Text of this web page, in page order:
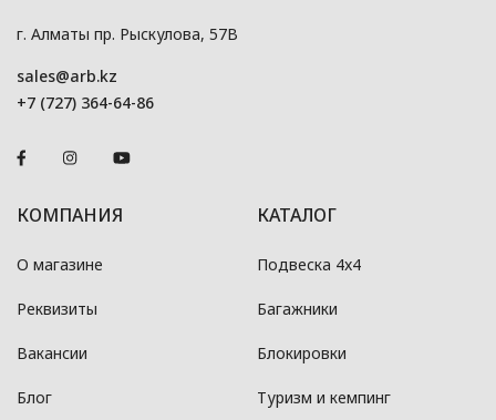
г. Алматы пр. Рыскулова, 57В
sales@arb.kz
+7 (727) 364-64-86
КОМПАНИЯ
О магазине
Реквизиты
Вакансии
Блог
КАТАЛОГ
Подвеска 4x4
Багажники
Блокировки
Туризм и кемпинг